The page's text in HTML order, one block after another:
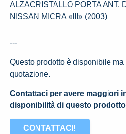
ALZACRISTALLO PORTA ANT.
NISSAN MICRA «III» (2003)
---
Questo prodotto è disponibile ma
quotazione.
Contattaci per avere maggiori
disponibilità di questo
CONTATTACI!